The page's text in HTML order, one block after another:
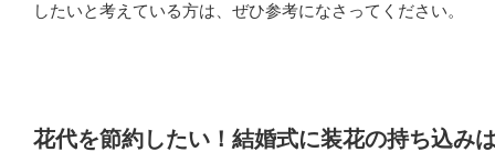
したいと考えている方は、ぜひ参考になさってください。
花代を節約したい！結婚式に装花の持ち込み